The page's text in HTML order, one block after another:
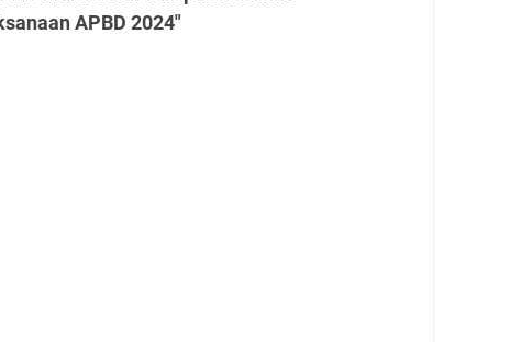
APBD 2024"